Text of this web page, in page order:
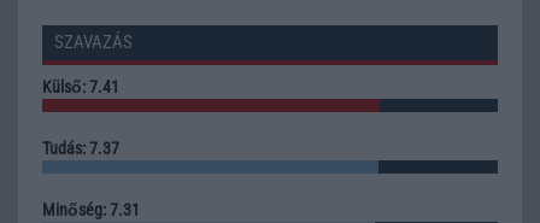
SZAVAZÁS
Külső: 7.41
Tudás: 7.37
Minőség: 7.31